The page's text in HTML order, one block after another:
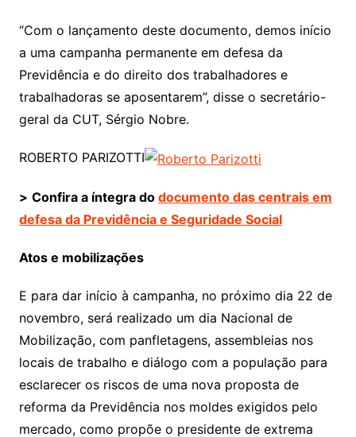
“Com o lançamento deste documento, demos início
a uma campanha permanente em defesa da
Previdência e do direito dos trabalhadores e
trabalhadoras se aposentarem”, disse o secretário-
geral da CUT, Sérgio Nobre.
ROBERTO PARIZOTTI
> Confira a íntegra do documento das centrais em
defesa da Previdência e Seguridade Social
Atos e mobilizações
E para dar início à campanha, no próximo dia 22 de
novembro, será realizado um dia Nacional de
Mobilização, com panfletagens, assembleias nos
locais de trabalho e diálogo com a população para
esclarecer os riscos de uma nova proposta de
reforma da Previdência nos moldes exigidos pelo
mercado, como propõe o presidente de extrema